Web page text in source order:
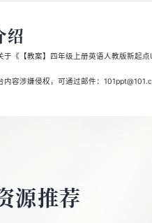
绍
于《【教案】四年级上册英语人教版新起
内容涉嫌侵权，可通过邮件：
源推荐